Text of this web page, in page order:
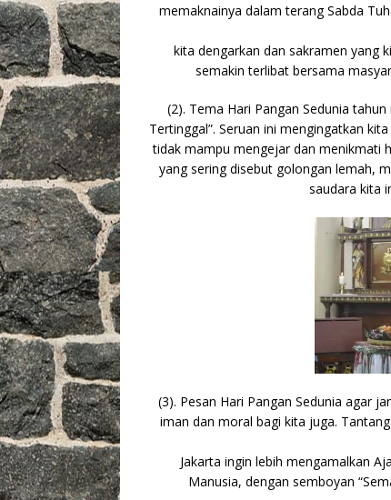
memaknainya dalam terang Sabda
kita dengarkan dan sakramen yang
semakin terlibat bersama
(2). Tema Hari Pangan Sedunia
Tertinggal”. Seruan ini mengingatkan
tidak mampu mengejar dan menikmati
yang sering disebut golongan lemah,
saudara kita
(3). Pesan Hari Pangan Sedunia agar
iman dan moral bagi kita juga.
Jakarta ingin lebih mengamalkan
Manusia, dengan semboyan